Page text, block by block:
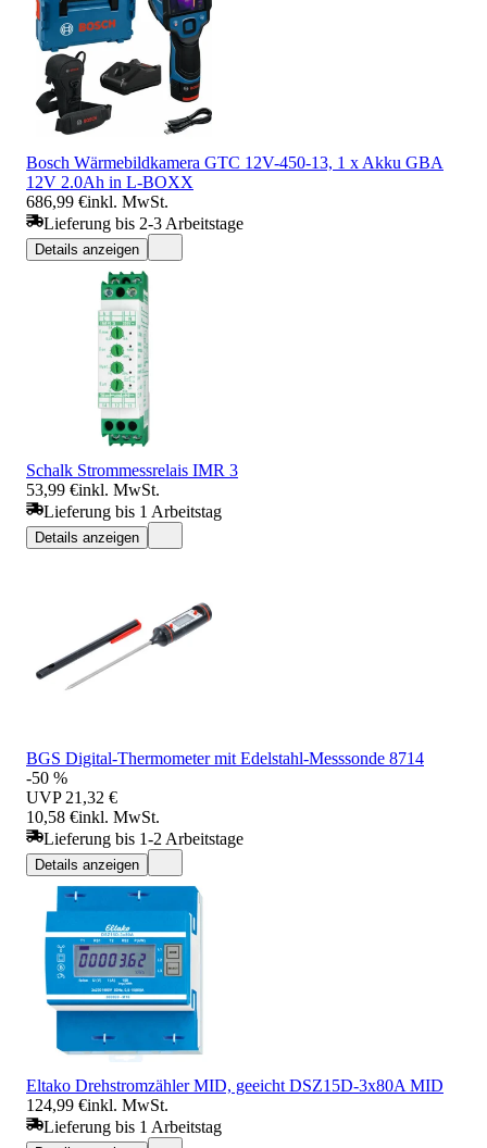
Bosch Wärmebildkamera GTC 12V-450-13, 1 x Akku GBA
12V 2.0Ah in L-BOXX
686,99 €inkl. MwSt.
Lieferung bis 2-3 Arbeitstage
Details anzeigen
Schalk Strommessrelais IMR 3
53,99 €inkl. MwSt.
Lieferung bis 1 Arbeitstag
Details anzeigen
BGS Digital-Thermometer mit Edelstahl-Messsonde 8714
-50 %
UVP 21,32 €
10,58 €inkl. MwSt.
Lieferung bis 1-2 Arbeitstage
Details anzeigen
Eltako Drehstromzähler MID, geeicht DSZ15D-3x80A MID
124,99 €inkl. MwSt.
Lieferung bis 1 Arbeitstag